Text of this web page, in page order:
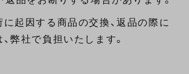
起因する商品の交換、返品の際に
弊社で負担いたします。